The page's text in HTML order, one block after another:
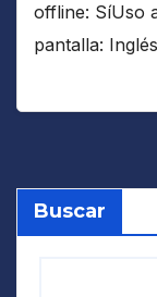
offline: SíUso
pantalla:
Buscar